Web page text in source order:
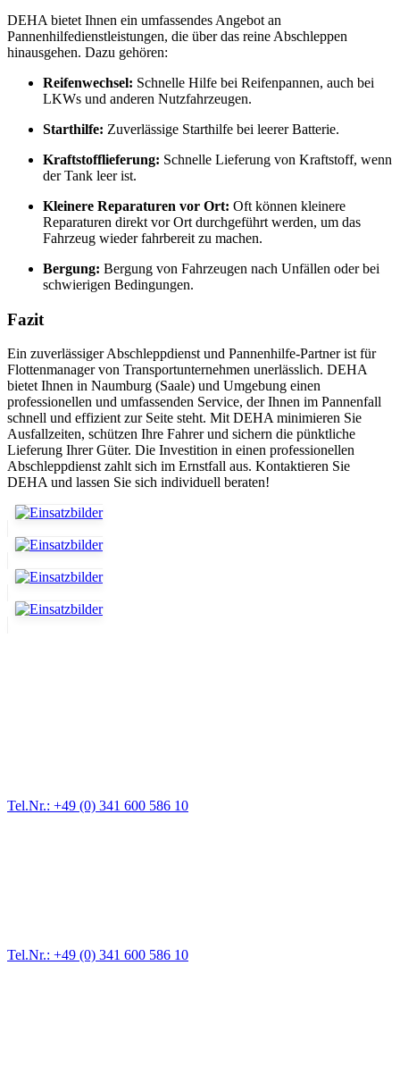
DEHA bietet Ihnen ein umfassendes Angebot an
Pannenhilfedienstleistungen, die über das reine Abschleppen
hinausgehen. Dazu gehören:
Reifenwechsel: Schnelle Hilfe bei Reifenpannen, auch bei
LKWs und anderen Nutzfahrzeugen.
Starthilfe: Zuverlässige Starthilfe bei leerer Batterie.
Kraftstofflieferung: Schnelle Lieferung von Kraftstoff, wenn
der Tank leer ist.
Kleinere Reparaturen vor Ort: Oft können kleinere
Reparaturen direkt vor Ort durchgeführt werden, um das
Fahrzeug wieder fahrbereit zu machen.
Bergung: Bergung von Fahrzeugen nach Unfällen oder bei
schwierigen Bedingungen.
Fazit
Ein zuverlässiger Abschleppdienst und Pannenhilfe-Partner ist für
Flottenmanager von Transportunternehmen unerlässlich. DEHA
bietet Ihnen in Naumburg (Saale) und Umgebung einen
professionellen und umfassenden Service, der Ihnen im Pannenfall
schnell und effizient zur Seite steht. Mit DEHA minimieren Sie
Ausfallzeiten, schützen Ihre Fahrer und sichern die pünktliche
Lieferung Ihrer Güter. Die Investition in einen professionellen
Abschleppdienst zahlt sich im Ernstfall aus. Kontaktieren Sie
DEHA und lassen Sie sich individuell beraten!
Tel.Nr.: +49 (0) 341 600 586 10
Tel.Nr.: +49 (0) 341 600 586 10